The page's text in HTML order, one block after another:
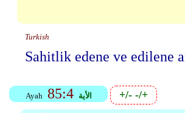
Turkish
Sahitlik edene ve edilene
Ayah 85:4 الأية +/--/+